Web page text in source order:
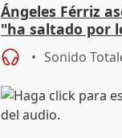
Ángeles Férriz
"ha saltado por
negociación tras
Sonido